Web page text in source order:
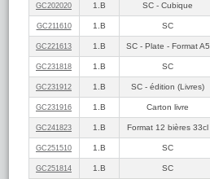
GC202020 1.B SC - Cubique
GC211610 1.B SC
GC221613 1.B SC - Plate - Format A5
GC231818 1.B SC
GC231912 1.B SC - édition (Livres)
GC231916 1.B Carton livre
GC241823 1.B Format 12 bières 33cl
GC251510 1.B SC
GC251814 1.B SC